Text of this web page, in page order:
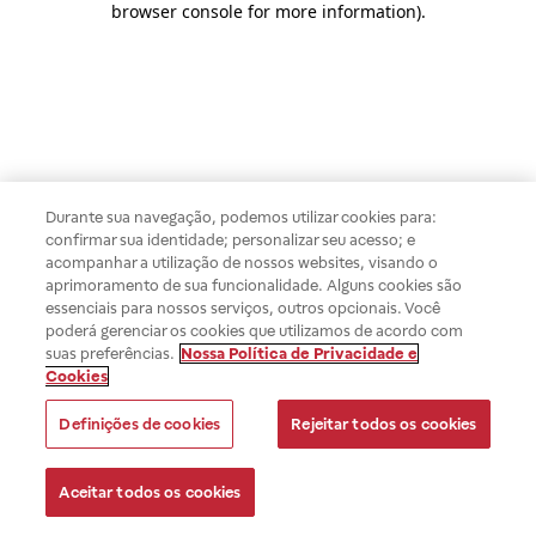
browser console for more information).
Durante sua navegação, podemos utilizar cookies para:
confirmar sua identidade; personalizar seu acesso; e
acompanhar a utilização de nossos websites, visando o
aprimoramento de sua funcionalidade. Alguns cookies são
essenciais para nossos serviços, outros opcionais. Você
poderá gerenciar os cookies que utilizamos de acordo com
suas preferências. Nossa Política de Privacidade e
Cookies
Definições de cookies Rejeitar todos os cookies
Aceitar todos os cookies